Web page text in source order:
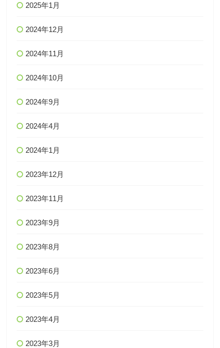
2025年1月
2024年12月
2024年11月
2024年10月
2024年9月
2024年4月
2024年1月
2023年12月
2023年11月
2023年9月
2023年8月
2023年6月
2023年5月
2023年4月
2023年3月